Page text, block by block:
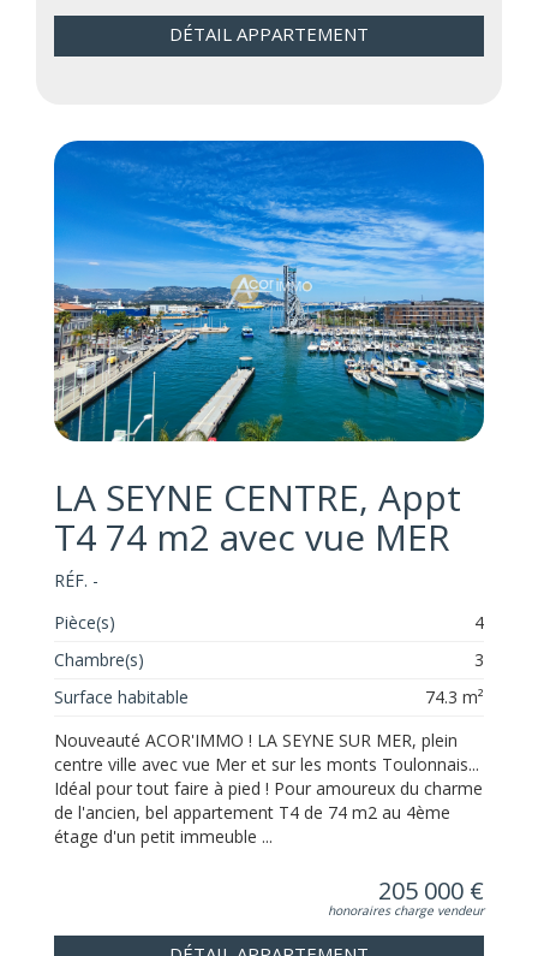
DÉTAIL APPARTEMENT
LA SEYNE CENTRE, Appt
T4 74 m2 avec vue MER
RÉF. -
Pièce(s)
4
Chambre(s)
3
Surface habitable
74.3 m²
Nouveauté ACOR'IMMO ! LA SEYNE SUR MER, plein
centre ville avec vue Mer et sur les monts Toulonnais...
Idéal pour tout faire à pied ! Pour amoureux du charme
de l'ancien, bel appartement T4 de 74 m2 au 4ème
étage d'un petit immeuble ...
205 000 €
honoraires charge vendeur